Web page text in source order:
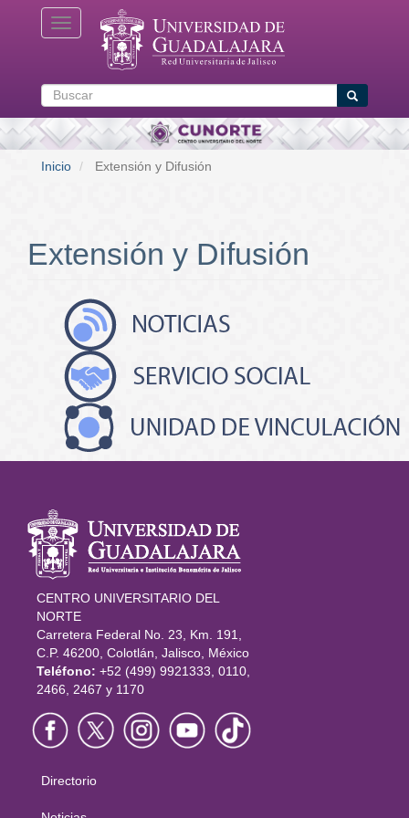
Toggle navigation
Buscar Buscar
Inicio Extensión y Difusión
Extensión y Difusión
Información
del portal
CENTRO UNIVERSITARIO DEL
NORTE
Carretera Federal No. 23, Km. 191,
C.P. 46200, Colotlán, Jalisco, México
Teléfono: +52 (499) 9921333, 0110,
2466, 2467 y 1170
Menú
Directorio